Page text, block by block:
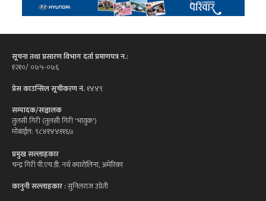
सूचना तथा प्रसारण विभाग दर्ता प्रमाणपत्र न.:
१२१०/ ०७५-०७६
प्रेस काउन्सिल सूचीकरण नं.१४४९
सम्पादक/सञ्चालक
तुलसी गिरी (तुलसी गिरी 'भावुक')
मोबाईल: ९८४१४४११६७
प्रमुख सल्लाहकार
चन्द्र गिरी पी.एच.डी. नर्थ क्यारोलिना, अमेरिका
कानुनी सल्लाहकार :सुनिलराज उप्रेती